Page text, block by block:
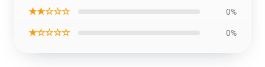
★★☆☆☆ 0%
★☆☆☆☆ 0%